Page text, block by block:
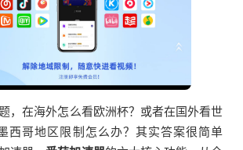
，在海外怎么看欧洲杯？或者在国外看世
西哥地区限制怎么办？其实答案很简单